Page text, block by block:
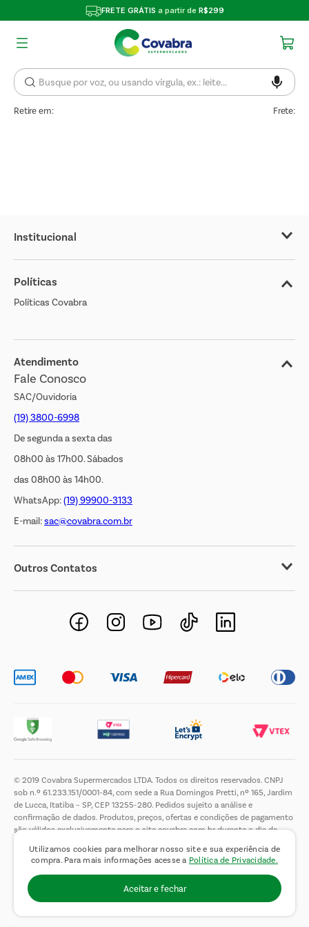
Utilizamos cookies para melhorar nosso site e sua experiência de
compra. Para mais informações acesse a Política de Privacidade.
Aceitar e fechar
FRETE GRÁTIS a partir de R$299
Retire em: Frete:
Institucional
Sobre o Covabra
Nossas Lojas
Cliente Bem Estar
Jornal de Ofertas
Transparência Salarial
Políticas
Políticas Covabra
Atendimento
Fale Conosco
SAC/Ouvidoria
(19) 3800-6998
De segunda a sexta das
08h00 às 17h00. Sábados
das 08h00 às 14h00.
WhatsApp:(19) 99900-3133
E-mail:sac@covabra.com.br
Outros Contatos
Negócios Imobiliários
Novos Fornecedores
© 2019 Covabra Supermercados LTDA. Todos os direitos reservados. CNPJ
sob n.º 61.233.151/0001-84, com sede a Rua Domingos Pretti, nº 165, Jardim
de Lucca, Itatiba – SP, CEP 13255-280. Pedidos sujeito a análise e
confirmação de dados. Produtos, preços, ofertas e condições de pagamento
são válidos exclusivamente para o site covabra.com.br durante o dia de
de limitar a quantidade máxima de produtos por compra por cliente. Não
vendemos no atacado. Fotos meramente ilustrativas.É proibida a venda e a
entrega de bebidas alcoólicas a menores de 18 (dezoito) anos, conforme Lei
n.° 8069/90, art. 81, inciso II (Estatuto da Criança e do Adolescente).